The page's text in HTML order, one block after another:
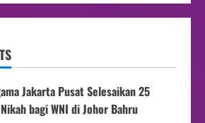
Jakarta Pusat Selesaikan 25
bagi WNI di Johor Bahru